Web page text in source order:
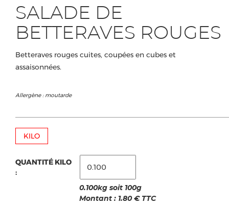
SALADE DE
BETTERAVES ROUGES
Betteraves rouges cuites, coupées en cubes et
assaisonnées.
Allergène : moutarde
KILO
QUANTITÉ KILO
:
0.100kg soit 100g
Montant : 1.80€ TTC